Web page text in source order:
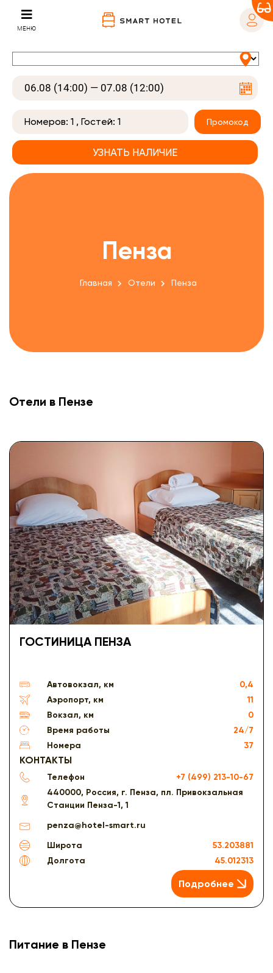
МЕНЮ
Номеров: 1 , Гостей: 1 Промокод
Пенза
Главная Отели Пенза
Отели в Пензе
ГОСТИНИЦА ПЕНЗА
Автовокзал, км
0,4
Аэропорт, км
11
Вокзал, км
0
Время работы
24/7
Номера
37
КОНТАКТЫ
Телефон
+7 (499) 213-10-67
440000, Россия, г. Пенза, пл. Привокзальная
Станции Пенза-1, 1
penza@hotel-smart.ru
Широта
53.203881
Долгота
45.012313
Подробнее
Питание в Пензе